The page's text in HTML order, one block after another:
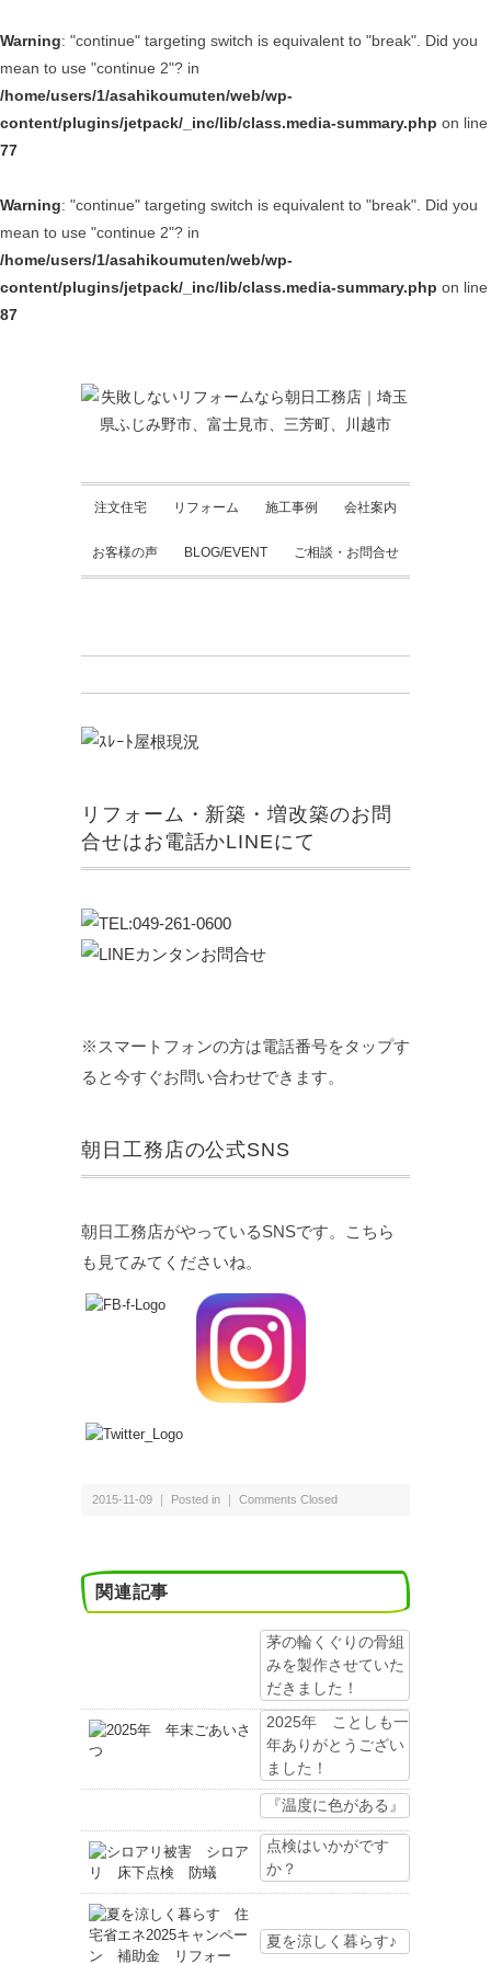
Warning: "continue" targeting switch is equivalent to "break". Did you
mean to use "continue 2"? in
/home/users/1/asahikoumuten/web/wp-
content/plugins/jetpack/_inc/lib/class.media-summary.php on line
77
Warning: "continue" targeting switch is equivalent to "break". Did you
mean to use "continue 2"? in
/home/users/1/asahikoumuten/web/wp-
content/plugins/jetpack/_inc/lib/class.media-summary.php on line
87
注文住宅 リフォーム 施工事例 会社案内
お客様の声 BLOG/EVENT ご相談・お問合せ
リフォーム・新築・増改築のお問
合せはお電話かLINEにて
※スマートフォンの方は電話番号をタップす
ると今すぐお問い合わせできます。
朝日工務店の公式SNS
朝日工務店がやっているSNSです。こちら
も見てみてくださいね。
2015-11-09 ｜ Posted in ｜ Comments Closed
関連記事
茅の輪くぐりの骨組
みを製作させていた
だきました！
2025年 ことしも一
年ありがとうござい
ました！
『温度に色がある』
点検はいかがです
か？
夏を涼しく暮らす♪